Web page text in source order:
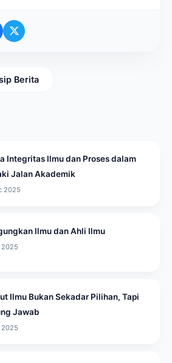
Berita
Integritas Ilmu dan Proses dalam
Jalan Akademik
2025
Ilmu dan Ahli Ilmu
2025
Ilmu Bukan Sekadar Pilihan, Tapi
Jawab
2025